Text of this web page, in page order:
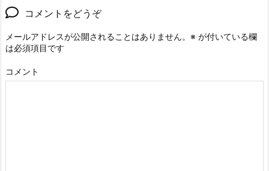
コメントをどうぞ
メールアドレスが公開されることはありません。 ※ が付いている欄
は必須項目です
コメント